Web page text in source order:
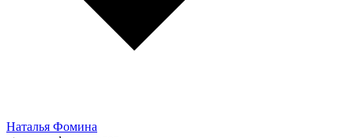
Наталья Фомина